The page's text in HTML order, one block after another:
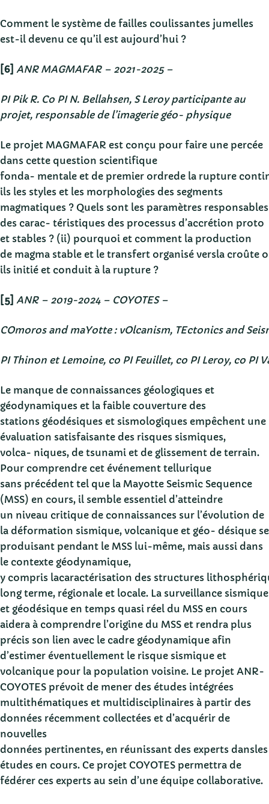
Comment le système de failles coulissantes jumelles
est-il devenu ce qu’il est aujourd’hui ?
[6] ANR MAGMAFAR – 2021-2025 –
PI Pik R. Co PI N. Bellahsen, S Leroy participante au
projet, responsable de l’imagerie géo- physique
Le projet MAGMAFAR est conçu pour faire une percée
dans cette question scientifique
fonda- mentale et de premier ordrede la rupture
ils les styles et les morphologies des segments
magmatiques ? Quels sont les paramètres responsables
des carac- téristiques des processus d’accrétion proto
et stables ? (ii) pourquoi et comment la production
de magma stable et le transfert organisé versla croûte
ils initié et conduit à la rupture ?
[5] ANR – 2019-2024 – COYOTES –
COmoros and maYotte : vOlcanism, TEctonics and
PI Thinon et Lemoine, co PI Feuillet, co PI Leroy, co PI
Le manque de connaissances géologiques et
géodynamiques et la faible couverture des
stations géodésiques et sismologiques empêchent une
évaluation satisfaisante des risques sismiques,
volca- niques, de tsunami et de glissement de terrain.
Pour comprendre cet événement tellurique
sans précédent tel que la Mayotte Seismic Sequence
(MSS) en cours, il semble essentiel d’atteindre
un niveau critique de connaissances sur l’évolution de
la déformation sismique, volcanique et géo- désique se
produisant pendant le MSS lui-même, mais aussi dans
le contexte géodynamique,
y compris lacaractérisation des structures
long terme, régionale et locale. La surveillance sismique
et géodésique en temps quasi réel du MSS en cours
aidera à comprendre l’origine du MSS et rendra plus
précis son lien avec le cadre géodynamique afin
d’estimer éventuellement le risque sismique et
volcanique pour la population voisine. Le projet ANR-
COYOTES prévoit de mener des études intégrées
multithématiques et multidisciplinaires à partir des
données récemment collectées et d’acquérir de
nouvelles
données pertinentes, en réunissant des experts
études en cours. Ce projet COYOTES permettra de
fédérer ces experts au sein d’une équipe collaborative.